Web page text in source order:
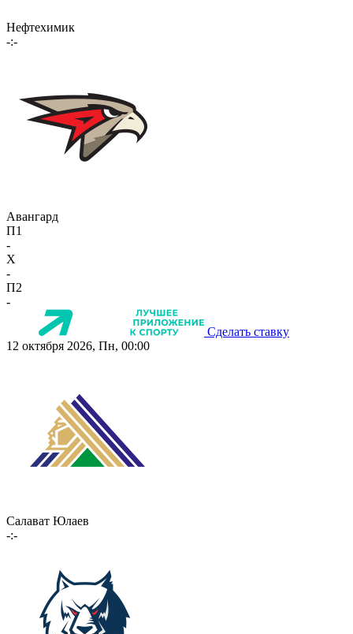
Нефтехимик
-:-
Авангард
П1
-
X
-
П2
-
Сделать ставку
12 октября 2026, Пн, 00:00
Салават Юлаев
-:-